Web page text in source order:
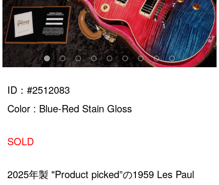
ID：#2512083
Color : Blue-Red Stain Gloss
SOLD
2025年製 "Product picked”の1959 Les Paul